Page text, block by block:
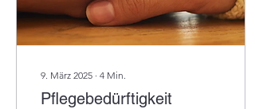
9. März 2025 ∙ 4 Min.
Pflegebedürftigkeit